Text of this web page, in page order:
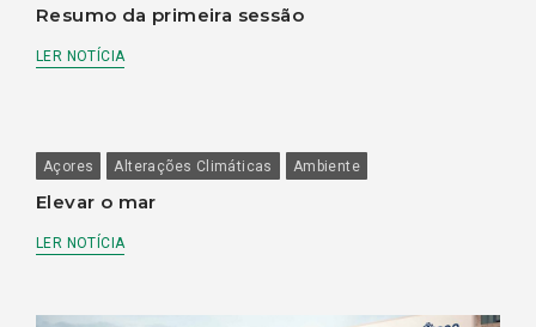
Resumo da primeira sessão
LER NOTÍCIA
Açores Alterações Climáticas Ambiente
Elevar o mar
LER NOTÍCIA